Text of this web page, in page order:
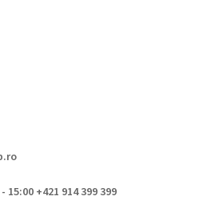
+421 914 399 399